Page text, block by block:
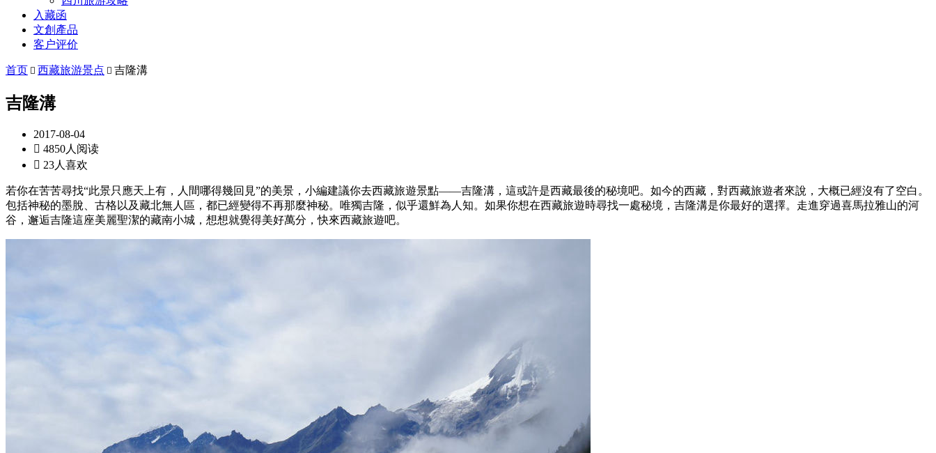
入藏函
文創產品
客户评价
首页  西藏旅游景点  吉隆溝
吉隆溝
2017-08-04
 4850人阅读
 23人喜欢
若你在苦苦尋找“此景只應天上有，人間哪得幾回見”的美景，小編建議你去西藏旅遊景點——吉隆溝，這或許是西藏最後的秘境吧。如今的西藏，對西藏旅遊者來說，大概已經沒有了空白。
包括神秘的墨脫、古格以及藏北無人區，都已經變得不再那麼神秘。唯獨吉隆，似乎還鮮為人知。如果你想在西藏旅遊時尋找一處秘境，吉隆溝是你最好的選擇。走進穿過喜馬拉雅山的河
谷，邂逅吉隆這座美麗聖潔的藏南小城，想想就覺得美好萬分，快來西藏旅遊吧。